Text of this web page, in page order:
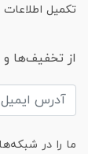
تکمیل
از تخفیف‌ها
ما را در